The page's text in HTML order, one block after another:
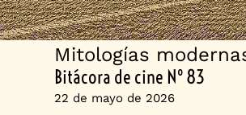
Mitologías
Bitácora de cine Nº 83
22 de mayo de 2026